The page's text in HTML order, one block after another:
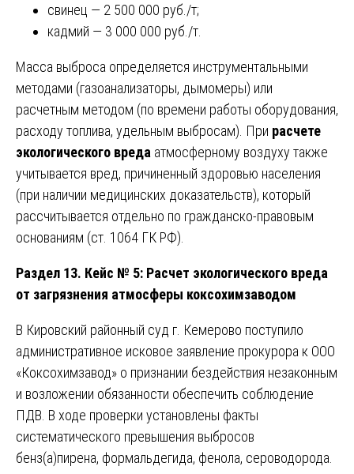
свинец — 2 500 000 руб./т;
кадмий — 3 000 000 руб./т.
Масса выброса определяется инструментальными
методами (газоанализаторы, дымомеры) или
расчетным методом (по времени работы оборудования,
расходу топлива, удельным выбросам). При расчете
экологического вреда атмосферному воздуху также
учитывается вред, причиненный здоровью населения
(при наличии медицинских доказательств), который
рассчитывается отдельно по гражданско-правовым
основаниям (ст. 1064 ГК РФ).
Раздел 13. Кейс № 5: Расчет экологического вреда
от загрязнения атмосферы коксохимзаводом
В Кировский районный суд г. Кемерово поступило
административное исковое заявление прокурора к ООО
«Коксохимзавод» о признании бездействия незаконным
и возложении обязанности обеспечить соблюдение
ПДВ. В ходе проверки установлены факты
систематического превышения выбросов
бенз(а)пирена, формальдегида, фенола, сероводорода.